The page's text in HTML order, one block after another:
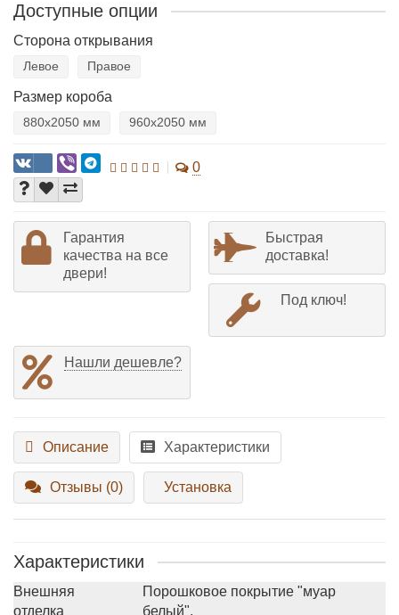
Доступные опции
Сторона открывания
Левое Правое
Размер короба
880х2050 мм 960х2050 мм
0
Гарантия
качества на все
двери!
Быстрая
доставка!
Под ключ!
Нашли дешевле?
Описание Характеристики
Отзывы (0) Установка
Характеристики
Внешняя
отделка
Порошковое покрытие "муар
белый".